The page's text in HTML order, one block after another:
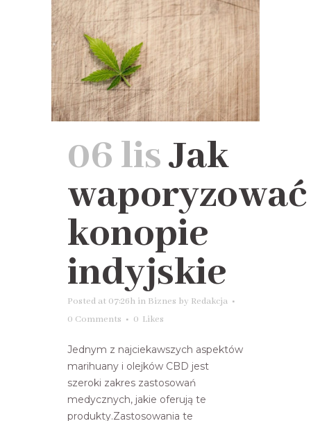
06 lisJak
waporyzować
konopie
indyjskie
Posted at 07:26h in Biznes by Redakcja
0 Comments
0 Likes
Jednym z najciekawszych aspektów
marihuany i olejków CBD jest
szeroki zakres zastosowań
medycznych, jakie oferują te
produkty.Zastosowania te